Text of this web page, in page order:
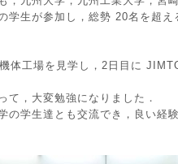
学生が参加し，総勢 20名を超え
体工場を見学し，2日目に
て，大変勉強になりました．
の学生達とも交流でき，良い経